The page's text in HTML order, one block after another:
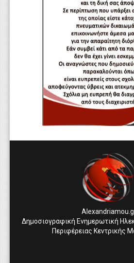
Δημοσιογραφική Ενημερωτική
Περιφέρειας Κεντρικής